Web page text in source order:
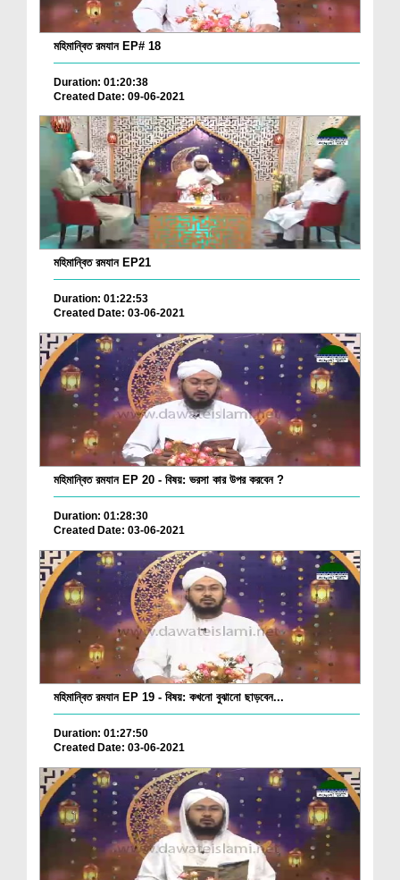
মহিমান্বিত রমযান EP# 18
Duration: 01:20:38
Created Date: 09-06-2021
মহিমান্বিত রমযান EP21
Duration: 01:22:53
Created Date: 03-06-2021
মহিমান্বিত রমযান EP 20 - বিষয়: ভরসা কার উপর করবেন ?
Duration: 01:28:30
Created Date: 03-06-2021
মহিমান্বিত রমযান EP 19 - বিষয়: কখনো বুঝানো ছাড়বেন...
Duration: 01:27:50
Created Date: 03-06-2021